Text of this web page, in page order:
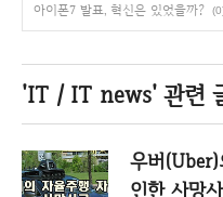
아이폰7 발표, 혁신은 있었을까?
'IT / IT news'관련
우버(Uber)
인한 사망